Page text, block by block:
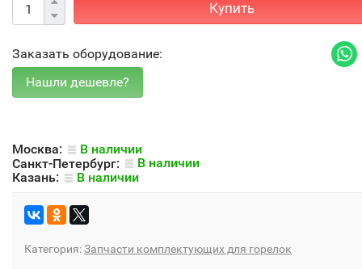
Купить
Заказать оборудование:
Москва:
В наличии
Санкт-Петербург:
В наличии
Казань:
В наличии
Категория:Запчасти комплектующих для горелок